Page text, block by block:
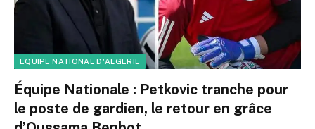
EQUIPE NATIONAL D'ALGERIE
Équipe Nationale : Petkovic tranche pour
le poste de gardien, le retour en grâce